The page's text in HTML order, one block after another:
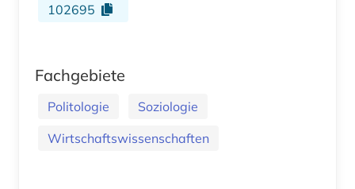
102695
Fachgebiete
Politologie
Soziologie
Wirtschaftswissenschaften